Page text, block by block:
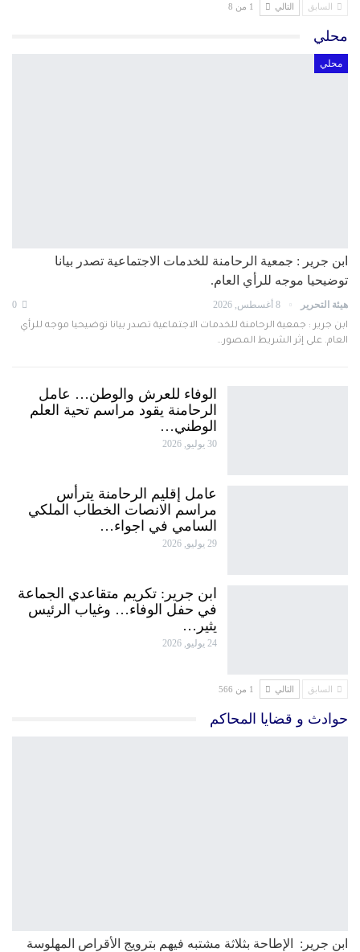
السابق التالي 1 من 8
محلي
محلي
ابن جرير : جمعية الرحامنة للخدمات الاجتماعية تصدر بيانا
توضيحيا موجه للرأي العام.
هيئة التحرير 8 أغسطس, 2026
ابن جرير : جمعية الرحامنة للخدمات الاجتماعية تصدر بيانا توضيحيا موجه للرأي
العام. على إثر الشريط المصور…
الوفاء للعرش والوطن… عامل
الرحامنة يقود مراسم تحية العلم
الوطني…
30 يوليو, 2026
عامل إقليم الرحامنة يترأس
مراسم الانصات الخطاب الملكي
السامي في اجواء…
29 يوليو, 2026
ابن جرير: تكريم متقاعدي الجماعة
في حفل الوفاء… وغياب الرئيس
يثير…
24 يوليو, 2026
السابق التالي 1 من 566
حوادث و قضايا المحاكم
ابن جرير: الإطاحة بثلاثة مشتبه فيهم بترويج الأقراص المهلوسة